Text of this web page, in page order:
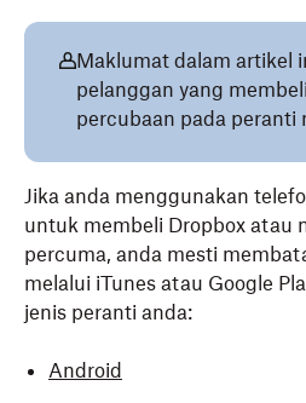
Maklumat dalam artikel
pelanggan yang
percubaan pada peranti
Jika anda menggunakan
untuk membeli Dropbox atau
percuma, anda mesti
melalui iTunes atau Google
jenis peranti anda:
Android